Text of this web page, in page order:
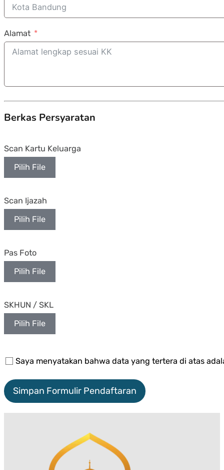
Alamat
Berkas Persyaratan
Scan Kartu Keluarga
Pilih File
Scan Ijazah
Pilih File
Pas Foto
Pilih File
SKHUN / SKL
Pilih File
Saya menyatakan bahwa data yang tertera di atas
Simpan Formulir Pendaftaran